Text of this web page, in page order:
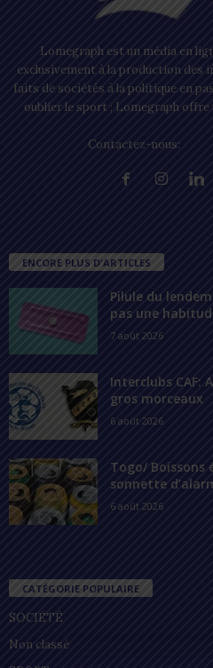
Lomegraph est un média en
exclusivement à la production des
faits de sociétés à la politique en
oublier le sport ; Lomegraph
Contactez-nous:
ENCORE PLUS D'ARTICLES
Pilule du
pas une
7 août 2026
Interclubs CAF:
gros morceaux
6 août 2026
Togo/ Boissons
sonnette
6 août 2026
CATÉGORIE POPULAIRE
SOCIÉTÉ
Non classé